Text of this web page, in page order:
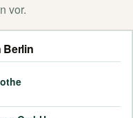
vor.
Berlin